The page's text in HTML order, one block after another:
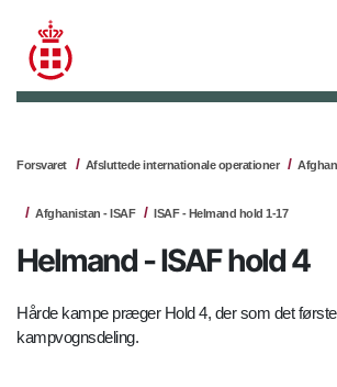
Forsvaret Afsluttede internationale operationer
Afghanistan - ISAF ISAF - Helmand hold 1-17
Helmand - ISAF hold 4
Hårde kampe præger Hold 4, der som det første
kampvognsdeling.